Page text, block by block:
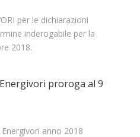
per le dichiarazioni
inderogabile per la
2018.
proroga al 9
anno 2018